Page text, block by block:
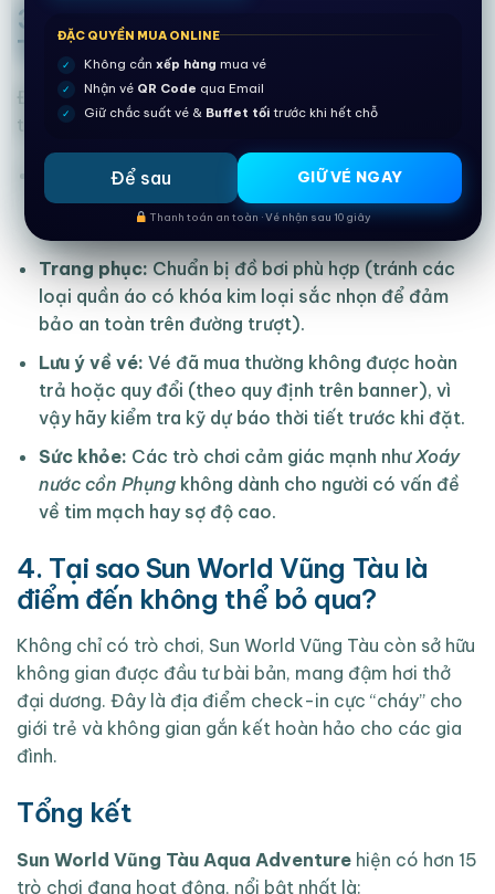
3. Kinh nghiệm đi Sun World Vũng
Tàu cho người mới
Để có trải nghiệm trọn vẹn nhất, dựa trên thông tin
thực tế tại công viên:
Thời điểm lý tưởng:
Nên đi vào buổi sáng sớm
hoặc sau 3 giờ chiều để tránh nắng gắt của Vũng
Trang phục:Chuẩn bị đồ bơi phù hợp (tránh các
loại quần áo có khóa kim loại sắc nhọn để đảm
bảo an toàn trên đường trượt).
Lưu ý về vé: Vé đã mua thường không được hoàn
trả hoặc quy đổi (theo quy định trên banner), vì
vậy hãy kiểm tra kỹ dự báo thời tiết trước khi đặt.
Sức khỏe: Các trò chơi cảm giác mạnh như Xoáy
nước cồn Phụng không dành cho người có vấn đề
về tim mạch hay sợ độ cao.
4. Tại sao Sun World Vũng Tàu là
điểm đến không thể bỏ qua?
Không chỉ có trò chơi, Sun World Vũng Tàu còn sở hữu
không gian được đầu tư bài bản, mang đậm hơi thở
đại dương. Đây là địa điểm check-in cực “cháy” cho
giới trẻ và không gian gắn kết hoàn hảo cho các gia
đình.
Tổng kết
Sun World Vũng Tàu Aqua Adventure hiện có hơn 15
trò chơi đang hoạt động, nổi bật nhất là:
ĐẶC QUYỀN MUA ONLINE
✓ Không cần xếp hàng mua vé
✓ Nhận vé QR Code qua Email
✓ Giữ chắc suất vé & Buffet tốitrước khi hết chỗ
Để sau GIỮ VÉ NGAY
Thanh toán an toàn · Vé nhận sau 10 giây